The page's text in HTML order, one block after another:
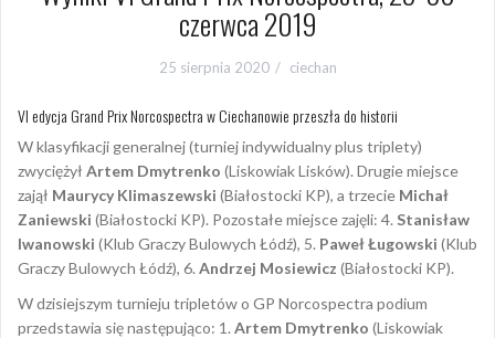
czerwca 2019
25 sierpnia 2020 ciechan
VI edycja Grand Prix Norcospectra w Ciechanowie przeszła do historii
W klasyfikacji generalnej (turniej indywidualny plus triplety)
zwyciężył Artem Dmytrenko (Liskowiak Lisków). Drugie miejsce
zajął Maurycy Klimaszewski (Białostocki KP), a trzecie Michał
Zaniewski (Białostocki KP). Pozostałe miejsce zajęli: 4. Stanisław
Iwanowski (Klub Graczy Bulowych Łódź), 5. Paweł Ługowski (Klub
Graczy Bulowych Łódź), 6. Andrzej Mosiewicz (Białostocki KP).
W dzisiejszym turnieju tripletów o GP Norcospectra podium
przedstawia się następująco: 1. Artem Dmytrenko (Liskowiak